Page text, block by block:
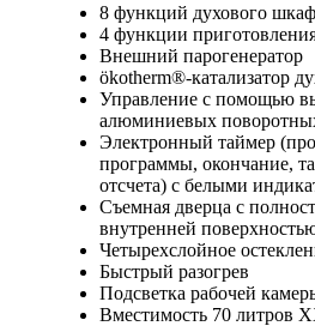
8 функций духового
4 функции
Внешний парогенератор
ökotherm®-катализатор
Управление с помощью
алюминиевых
Электронный таймер
программы, окончание,
отсчета) с белыми
Съемная дверца с
внутренней
Четырехслойное
Быстрый разогрев
Подсветка рабочей
Вместимость 70 литров